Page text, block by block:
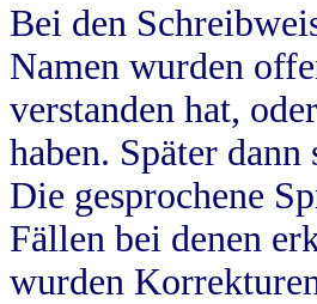
Bei den
Namen wurden
verstanden hat,
haben. Später
Die gesprochene
Fällen bei denen
wurden